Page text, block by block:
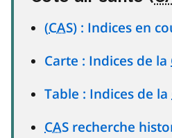
(CAS) : Indices en
Carte : Indices de la
Table : Indices de la
CAS recherche